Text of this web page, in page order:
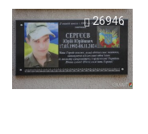
26946